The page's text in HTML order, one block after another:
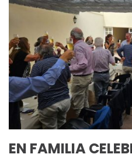
EN FAMILIA